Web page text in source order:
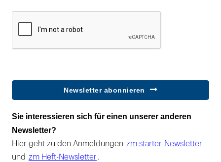
Newsletter abonnieren
Sie interessieren sich für einen unserer anderen
Newsletter?
Hier geht zu den Anmeldungen zm starter-Newsletter
und zm Heft-Newsletter .